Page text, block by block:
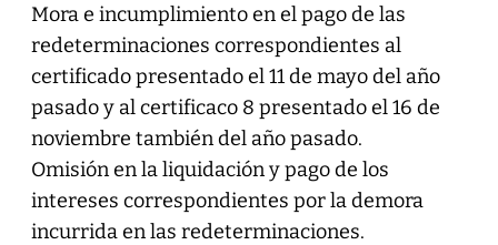
Mora e incumplimiento en el pago de las
redeterminaciones correspondientes al
certificado presentado el 11 de mayo del año
pasado y al certificaco 8 presentado el 16 de
noviembre también del año pasado.
Omisión en la liquidación y pago de los
intereses correspondientes por la demora
incurrida en las redeterminaciones.